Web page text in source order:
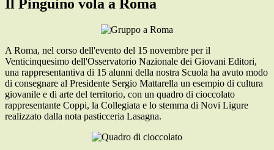
Il Pinguino vola a Roma
A Roma, nel corso dell'evento del 15 novembre per il
Venticinquesimo dell'Osservatorio Nazionale dei Giovani Editori,
una rappresentantiva di 15 alunni della nostra Scuola ha avuto modo
di consegnare al Presidente Sergio Mattarella un esempio di cultura
giovanile e di arte del territorio, con un quadro di cioccolato
rappresentante Coppi, la Collegiata e lo stemma di Novi Ligure
realizzato dalla nota pasticceria Lasagna.